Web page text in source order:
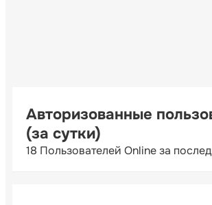
Авторизованные
(за сутки)
18 Пользователей Online за